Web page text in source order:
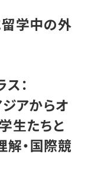
学中の外
：
ジアからオ
生たちと
・国際競